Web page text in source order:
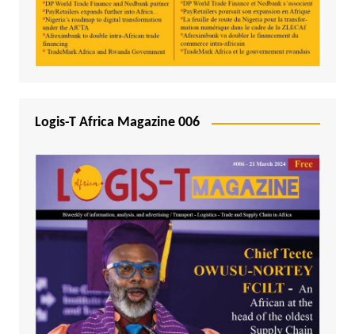
Logis-T Africa Magazine 006